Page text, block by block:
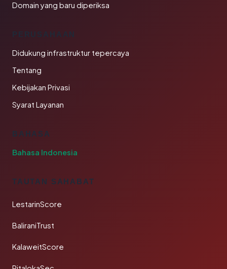
Domain yang baru diperiksa
PERUSAHAAN
Didukung infrastruktur tepercaya
Tentang
Kebijakan Privasi
Syarat Layanan
BAHASA
Bahasa Indonesia
TAUTAN SAHABAT
LestarinScore
BaliraniTrust
KalaweitScore